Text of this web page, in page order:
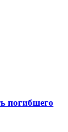
погибшего